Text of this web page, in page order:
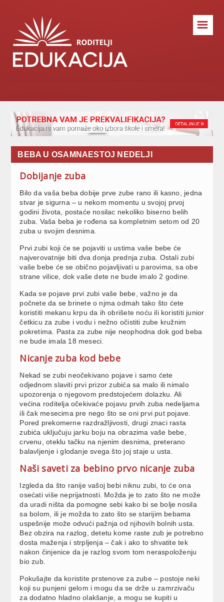
☰
BEBA U OSAMNAESTOJ NEDELJI
Dobijanje zuba
Bilo da vaša beba dobije prve zube rano ili kasno, jedna
stvar je sigurna – u nekom momentu u svojoj prvoj
godini života, postaće nosilac nekoliko biserno belih
zuba. Vaša beba je rođena sa kompletnim setom od 20
zuba u svojim desnima.
Prvi zubi koji će se pojaviti u ustima vaše bebe će
najverovatnije biti dva donja prednja zuba. Ostali zubi
vaše bebe će se obično pojavljivati u parovima, sa obe
strane vilice, dok vaše dete ne bude imalo 2 godine.
Kada se pojave prvi zubi vaše bebe, važno je da
počnete da se brinete o njma odmah tako što ćete
koristiti mekanu krpu da ih obrišete noću ili koristiti junior
četkicu za zube i vodu i nežno očistiti zube kružnim
pokretima. Pasta za zube nije neophodna dok god beba
ne bude imala 18 meseci.
Nicanje zuba kod bebe
Nekad se zubi neočekivano pojave i samo ćete
odjednom slaviti prvi prizor zubića sa malo ili nimalo
upozorenja o njegovom predstojećem dolazku. Ali
većina roditelja očekivaće pojavu prvih zuba nedeljama
ili čak mesecima pre nego što se oni prvi put pojave.
Pored prekomerne razdražljivosti, drugi znaci rasta
zubića uključuju jarku boju na obrazima vaše bebe,
crvenu, oteklu tačku na njenim desnima, preterano
balavljenje i glodanje svega što joj staje u usta.
Naši saveti za bebino prvo nicanje zuba
Izgleda da što ranije vašoj bebi niknu zubi, to će ona
osećati više neprijatnosti. Možda je to zato što ne može
da uradi ništa da pomogne sebi kako bi se bolje nosila
sa bolom, ili je možda to zato što se starijim bebama
uspešnije može odvući pažnja od njihovih bolnih usta.
Bez obzira na razlog, detetu kome raste zub je potrebno
dosta maženja i strpljenja – čak i ako to shvatite tek
nakon činjenice da je razlog svom tom neraspoloženju
bio zub.
Pokušajte da koristite prstenove za zube – postoje neki
koji su punjeni gelom i mogu da se drže u zamrzivaču
za dodatno hladno olakšanje, a mogu se kupiti u